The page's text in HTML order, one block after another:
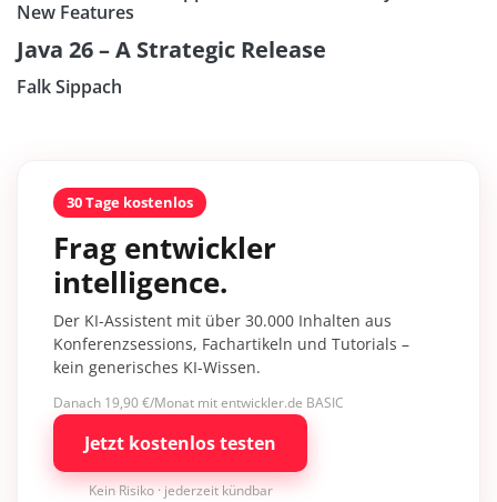
New Features
Java 26 – A Strategic Release
Falk Sippach
30 Tage kostenlos
Frag entwickler
intelligence.
Der KI-Assistent mit über 30.000 Inhalten aus
Konferenzsessions, Fachartikeln und Tutorials –
kein generisches KI-Wissen.
Danach 19,90 €/Monat mit entwickler.de BASIC
Jetzt kostenlos testen
Kein Risiko · jederzeit kündbar